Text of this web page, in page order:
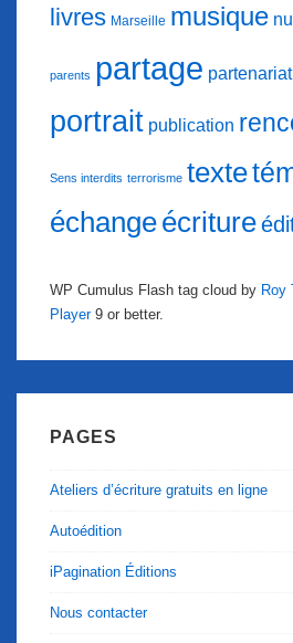
livres Marseille musique
parents partage partenariat
portrait publication
Sens interdits terrorisme texte
échangeécriture
WP Cumulus Flash tag cloud by Roy
Player9 or better.
PAGES
Ateliers d’écriture gratuits en ligne
Autoédition
iPagination Éditions
Nous contacter